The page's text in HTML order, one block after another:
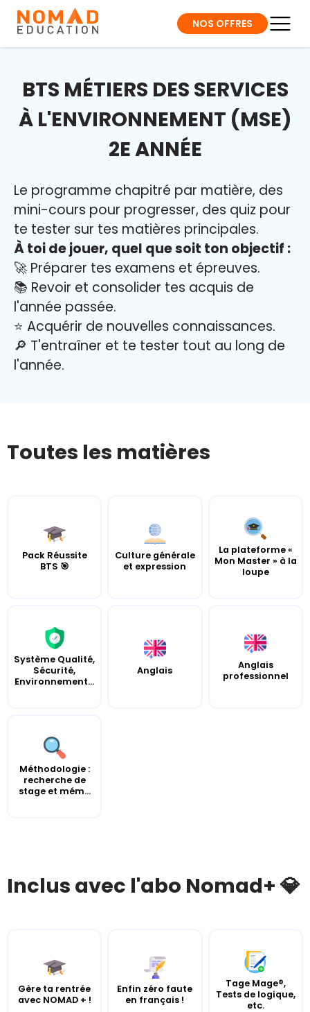
NOS OFFRES
BTS MÉTIERS DES SERVICES
À L'ENVIRONNEMENT (MSE)
2E ANNÉE
Le programme chapitré par matière, des
mini-cours pour progresser, des quiz pour
te tester sur tes matières principales.
À toi de jouer, quel que soit ton objectif :
🚀 Préparer tes examens et épreuves.
📚 Revoir et consolider tes acquis de
l'année passée.
⭐️ Acquérir de nouvelles connaissances.
🔎 T'entraîner et te tester tout au long de
l'année.
Toutes les matières
Pack Réussite
BTS 🎯
Culture générale
et expression
La plateforme «
Mon Master » à la
loupe
Système Qualité,
Sécurité,
Environnement...
Anglais
Anglais
professionnel
Méthodologie :
recherche de
stage et mém...
Inclus avec l'abo Nomad+ 💎
Gère ta rentrée
avec NOMAD + !
Enfin zéro faute
en français !
Tage Mage®,
Tests de logique,
etc.